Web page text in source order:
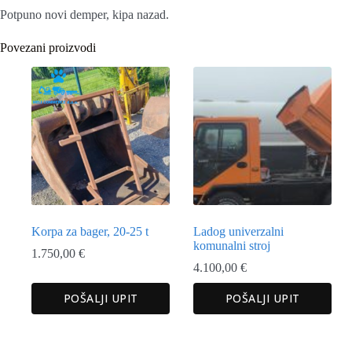
Potpuno novi demper, kipa nazad.
Povezani proizvodi
Korpa za bager, 20-25 t
1.750,00 €
POŠALJI UPIT
Ladog univerzalni
komunalni stroj
4.100,00€
POŠALJI UPIT